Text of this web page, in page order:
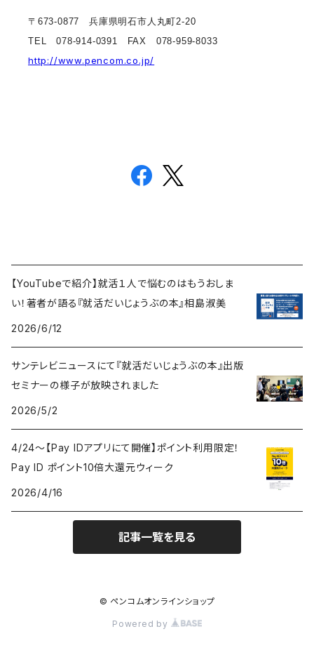
〒673-0877 兵庫県明石市人丸町2-20
TEL 078-914-0391 FAX 078-959-8033
http://www.pencom.co.jp/
【YouTubeで紹介】就活１人で悩むのはもうおしま
い！著者が語る『就活だいじょうぶの本』相島淑美
2026/6/12
サンテレビニュースにて『就活だいじょうぶの本』出版
セミナーの様子が放映されました
2026/5/2
4/24〜【Pay IDアプリにて開催】ポイント利用限定！
Pay ID ポイント10倍大還元ウィーク
2026/4/16
記事一覧を見る
© ペンコムオンラインショップ
Powered by